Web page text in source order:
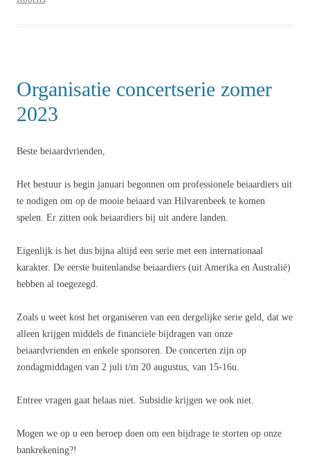
Organisatie concertserie zomer
2023
Beste beiaardvrienden,
Het bestuur is begin januari begonnen om professionele beiaardiers uit
te nodigen om op de mooie beiaard van Hilvarenbeek te komen
spelen. Er zitten ook beiaardiers bij uit andere landen.
Eigenlijk is het dus bijna altijd een serie met een internationaal
karakter. De eerste buitenlandse beiaardiers (uit Amerika en Australië)
hebben al toegezegd.
Zoals u weet kost het organiseren van een dergelijke serie geld, dat we
alleen krijgen middels de financiele bijdragen van onze
beiaardvrienden en enkele sponsoren. De concerten zijn op
zondagmiddagen van 2 juli t/m 20 augustus, van 15-16u.
Entree vragen gaat helaas niet. Subsidie krijgen we ook niet.
Mogen we op u een beroep doen om een bijdrage te storten op onze
bankrekening?!